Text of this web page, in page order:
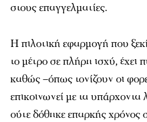
στους επαγγελματίες.
Η πιλοτική εφαρμογή που
το μέτρο σε πλήρη ισχύ, έχει
καθώς –όπως τονίζουν οι
επικοινωνεί με τα υπάρχοντα
ούτε δόθηκε επαρκής χρόνος